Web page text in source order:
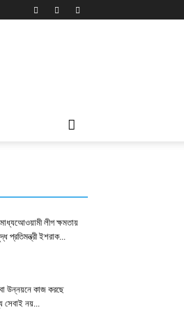
লীগ ক্ষমতায়
প্রতিমন্ত্রী ইশরাক...
উন্নয়নে কাজ করছে
সেবাই নয়...